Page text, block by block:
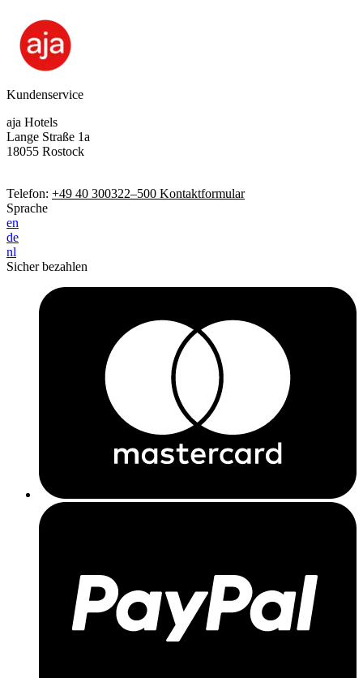
Kundenservice
aja Hotels
Lange Straße 1a
18055 Rostock
Telefon: +49 40 300322–500 Kontaktformular
Sprache
en
de
nl
Sicher bezahlen